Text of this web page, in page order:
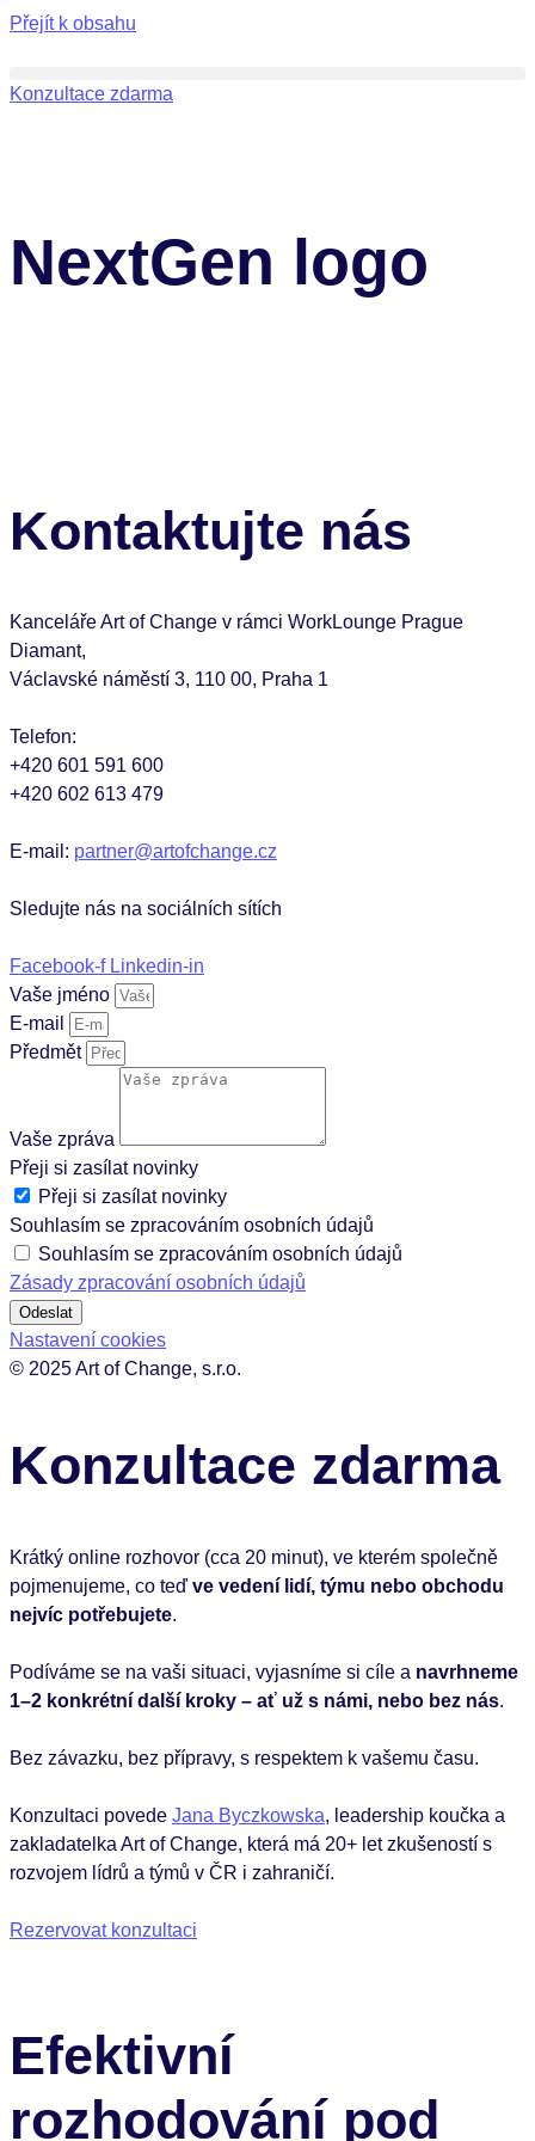
Přejít k obsahu
Konzultace zdarma
NextGen logo
Kontaktujte nás
Kanceláře Art of Change v rámci WorkLounge Prague
Diamant,
Václavské náměstí 3, 110 00, Praha 1
Telefon:
+420 601 591 600
+420 602 613 479
E-mail: partner@artofchange.cz
Sledujte nás na sociálních sítích
Facebook-f Linkedin-in
Vaše jméno
E-mail
Předmět
Vaše zpráva
Přeji si zasílat novinky
Přeji si zasílat novinky
Souhlasím se zpracováním osobních údajů
Souhlasím se zpracováním osobních údajů
Zásady zpracování osobních údajů
Odeslat
Nastavení cookies
© 2025 Art of Change, s.r.o.
Konzultace zdarma
Krátký online rozhovor (cca 20 minut), ve kterém společně
pojmenujeme, co teď ve vedení lidí, týmu nebo obchodu
nejvíc potřebujete.
Podíváme se na vaši situaci, vyjasníme si cíle a navrhneme
1–2 konkrétní další kroky – ať už s námi, nebo bez nás.
Bez závazku, bez přípravy, s respektem k vašemu času.
Konzultaci povede Jana Byczkowska, leadership koučka a
zakladatelka Art of Change, která má 20+ let zkušeností s
rozvojem lídrů a týmů v ČR i zahraničí.
Rezervovat konzultaci
Efektivní
rozhodování pod